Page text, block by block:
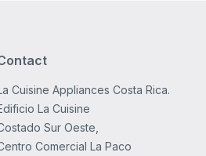
Cuisine Appliances Costa Rica.
La Cuisine
Sur Oeste,
Comercial La Paco